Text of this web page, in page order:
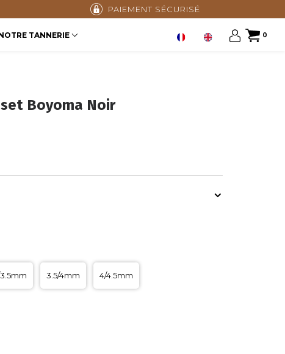
AVIS CERTIFIÉS 4,9/5
0
TANNERIE
Boyoma Noir
3.5/4mm 4/4.5mm